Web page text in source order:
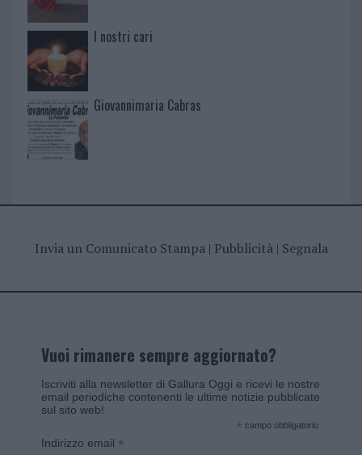
I nostri cari
Giovannimaria Cabras
Invia un Comunicato Stampa| Pubblicità| Segnala
Vuoi rimanere sempre aggiornato?
Iscriviti alla newsletter di Gallura Oggi e ricevi le nostre
email periodiche contenenti le ultime notizie pubblicate
sul sito web!
* campo obbligatorio
Indirizzo email *